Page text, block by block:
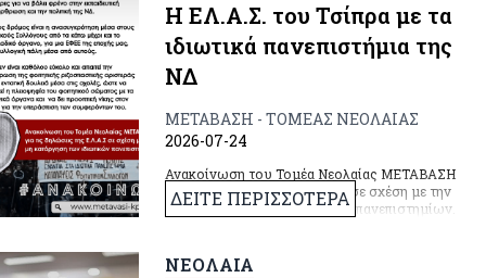
Η ΕΛ.Α.Σ. του Τσίπρα με τα
ιδιωτικά πανεπιστήμια της
ΝΔ
ΜΕΤΑΒΑΣΗ - ΤΟΜΕΑΣ ΝΕΟΛΑΙΑΣ
2026-07-24
Ανακοίνωση του Τομέα Νεολαίας ΜΕΤΑΒΑΣΗ
για τις δηλώσεις της Ε.Λ.Α.Σ σε σχέση με την
μη κατάργηση των ιδιωτικών πανεπιστημίων.
ΔΕΙΤΕ ΠΕΡΙΣΣΟΤΕΡΑ
ΝΕΟΛΑΙΑ